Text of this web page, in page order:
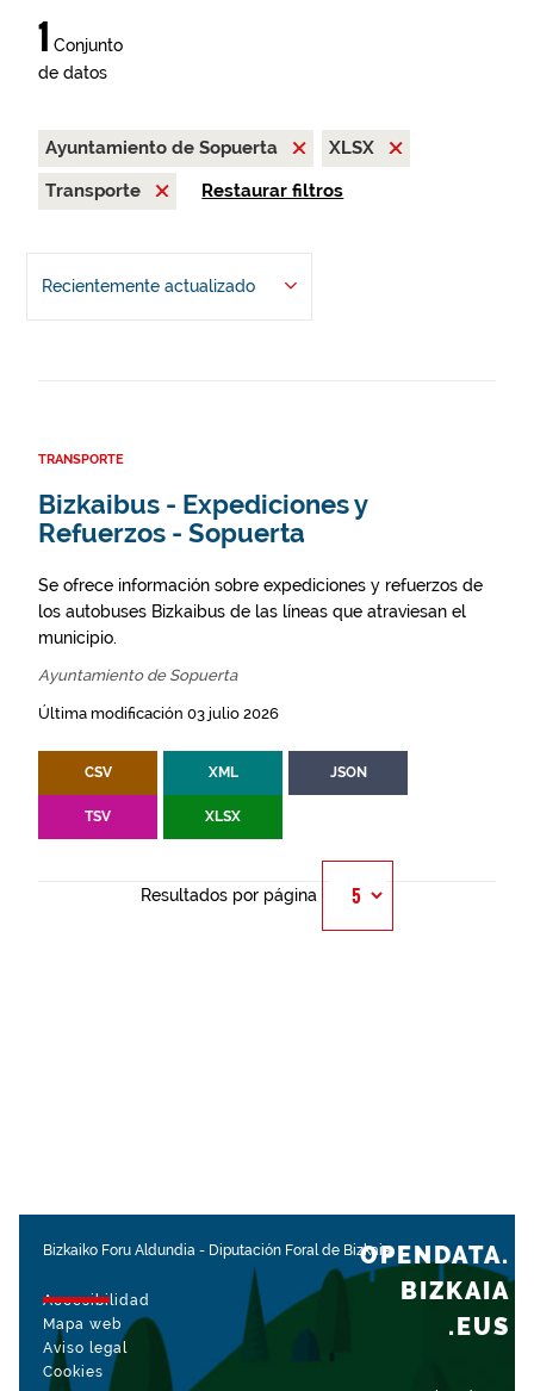
1 Conjunto
de datos
Ayuntamiento de Sopuerta
XLSX
Transporte
Restaurar filtros
Recientemente actualizado
TRANSPORTE
Bizkaibus - Expediciones y
Refuerzos - Sopuerta
Se ofrece información sobre expediciones y refuerzos de
los autobuses Bizkaibus de las líneas que atraviesan el
municipio.
Ayuntamiento de Sopuerta
Última modificación 03 julio 2026
CSV XML JSON
TSV XLSX
Resultados por página
Bizkaiko Foru Aldundia - Diputación Foral de Bizkaia
Accesibilidad
Mapa web
Aviso legal
Cookies
OPENDATA.
BIZKAIA
.EUS